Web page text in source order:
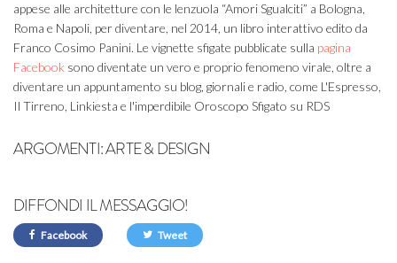
appese alle architetture con le lenzuola “Amori Sgualciti” a Bologna,
Roma e Napoli, per diventare, nel 2014, un libro interattivo edito da
Franco Cosimo Panini. Le vignette sfigate pubblicate sulla pagina
Facebook sono diventate un vero e proprio fenomeno virale, oltre a
diventare un appuntamento su blog, giornali e radio, come L'Espresso,
Il Tirreno, Linkiesta e l'imperdibile Oroscopo Sfigato su RDS
ARGOMENTI:ARTE & DESIGN
DIFFONDI IL MESSAGGIO!
Facebook Tweet